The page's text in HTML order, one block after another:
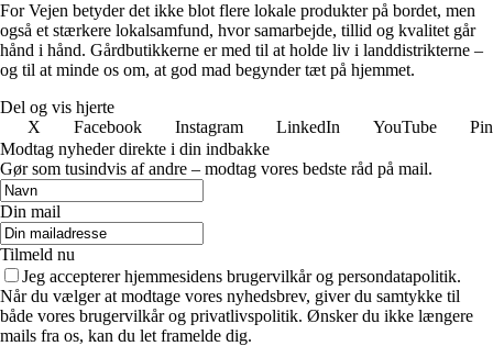
For Vejen betyder det ikke blot flere lokale produkter på bordet, men
også et stærkere lokalsamfund, hvor samarbejde, tillid og kvalitet går
hånd i hånd. Gårdbutikkerne er med til at holde liv i landdistrikterne –
og til at minde os om, at god mad begynder tæt på hjemmet.
Del og vis hjerte
X
Facebook Instagram LinkedIn YouTube
Modtag nyheder direkte i din indbakke
Gør som tusindvis af andre – modtag vores bedste råd på mail.
Din mail
Tilmeld nu
Jeg accepterer hjemmesidens brugervilkår og persondatapolitik.
Når du vælger at modtage vores nyhedsbrev, giver du samtykke til
både vores brugervilkår og privatlivspolitik. Ønsker du ikke længere
mails fra os, kan du let framelde dig.